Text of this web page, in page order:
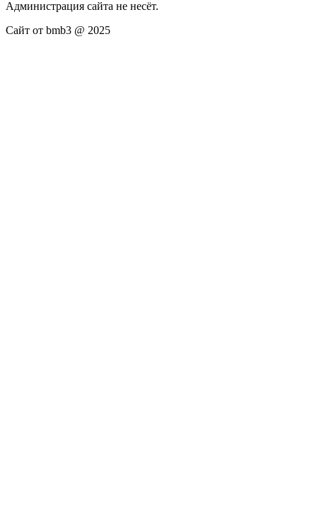
Администрация сайта не несёт.
Сайт от bmb3 @ 2025